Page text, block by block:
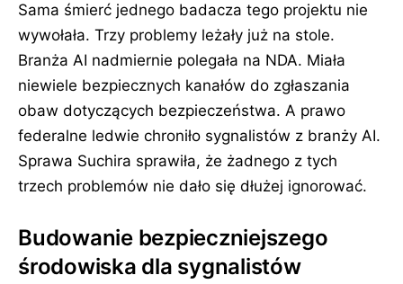
Sama śmierć jednego badacza tego projektu nie
wywołała. Trzy problemy leżały już na stole.
Branża AI nadmiernie polegała na NDA. Miała
niewiele bezpiecznych kanałów do zgłaszania
obaw dotyczących bezpieczeństwa. A prawo
federalne ledwie chroniło sygnalistów z branży AI.
Sprawa Suchira sprawiła, że żadnego z tych
trzech problemów nie dało się dłużej ignorować.
Budowanie bezpieczniejszego
środowiska dla sygnalistów